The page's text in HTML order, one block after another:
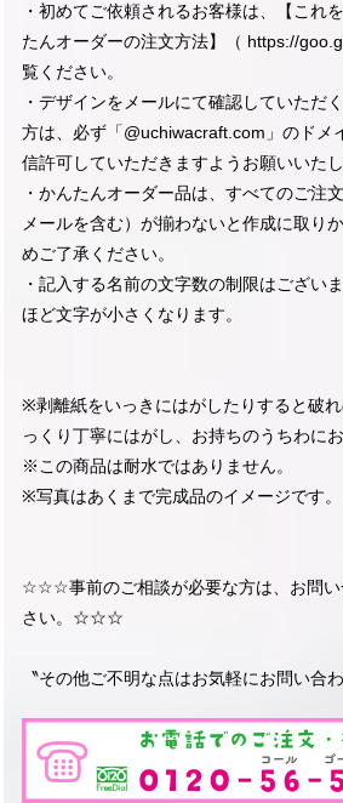
・初めてご依頼されるお客様は、【これ
たんオーダーの注文方法】（ https://
覧ください。
・デザインをメールにて確認していただ
方は、必ず「@uchiwacraft.com」のドメ
信許可していただきますようお願いいたし
・かんたんオーダー品は、すべてのご注
メールを含む）が揃わないと作成に取り
めご了承ください。
・記入する名前の文字数の制限はござい
ほど文字が小さくなります。
※剥離紙をいっきにはがしたりすると破
っくり丁寧にはがし、お持ちのうちわに
※この商品は耐水ではありません。
※写真はあくまで完成品のイメージです。
☆☆☆事前のご相談が必要な方は、お問い
さい。☆☆☆
〝その他ご不明な点はお気軽にお問い合